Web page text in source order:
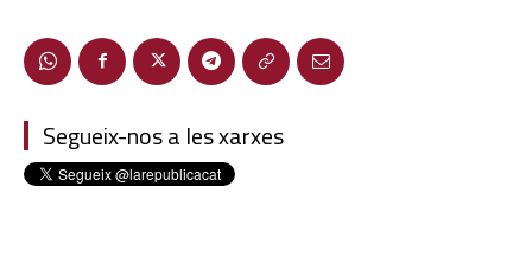
Segueix-nos a les xarxes